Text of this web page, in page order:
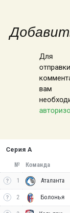
Для
отправки
вам
Серия А
№ Команда
1 Аталанта
2 Болонья